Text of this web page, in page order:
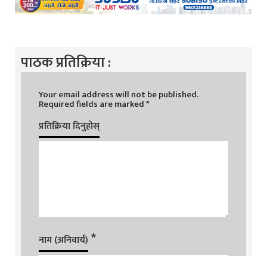
पाठक प्रतिक्रिया :
Your email address will not be published.
Required fields are marked*
प्रतिक्रिया दिनुहोस्
नाम (अनिवार्य) *